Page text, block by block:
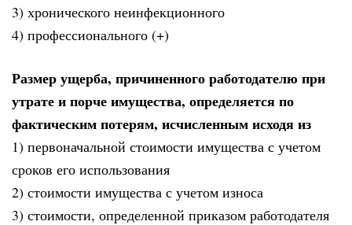
3) хронического неинфекционного
4) профессионального (+)
Размер ущерба, причиненного работодателю при
утрате и порче имущества, определяется по
фактическим потерям, исчисленным исходя из
1) первоначальной стоимости имущества с учетом
сроков его использования
2) стоимости имущества с учетом износа
3) стоимости, определенной приказом работодателя